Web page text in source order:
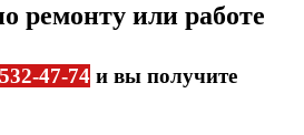
ремонту или работе
47-74 и вы получите